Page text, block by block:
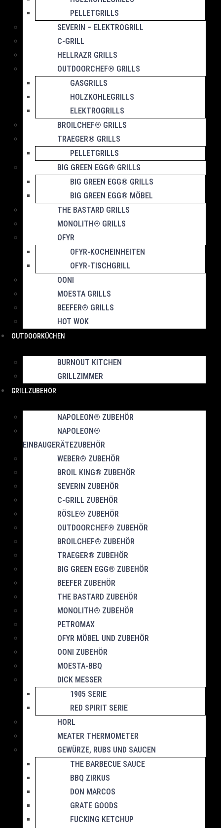
PELLETGRILLS
SEVERIN – ELEKTROGRILL
C-GRILL
HELLRAZR GRILLS
OUTDOORCHEF® GRILLS
GASGRILLS
HOLZKOHLEGRILLS
ELEKTROGRILLS
BROILCHEF® GRILLS
TRAEGER® GRILLS
PELLETGRILLS
BIG GREEN EGG® GRILLS
BIG GREEN EGG® GRILLS
BIG GREEN EGG® MÖBEL
THE BASTARD GRILLS
MONOLITH® GRILLS
OFYR
OFYR-KOCHEINHEITEN
OFYR-TISCHGRILL
OONI
MOESTA GRILLS
BEEFER® GRILLS
HOT WOK
OUTDOORKÜCHEN
BURNOUT KITCHEN
GRILLZIMMER
GRILLZUBEHÖR
NAPOLEON® ZUBEHÖR
NAPOLEON®
EINBAUGERÄTEZUBEHÖR
WEBER® ZUBEHÖR
BROIL KING® ZUBEHÖR
SEVERIN ZUBEHÖR
C-GRILL ZUBEHÖR
RÖSLE® ZUBEHÖR
OUTDOORCHEF® ZUBEHÖR
BROILCHEF® ZUBEHÖR
TRAEGER® ZUBEHÖR
BIG GREEN EGG® ZUBEHÖR
BEEFER ZUBEHÖR
THE BASTARD ZUBEHÖR
MONOLITH® ZUBEHÖR
PETROMAX
OFYR MÖBEL UND ZUBEHÖR
OONI ZUBEHÖR
MOESTA-BBQ
DICK MESSER
1905 SERIE
RED SPIRIT SERIE
HORL
MEATER THERMOMETER
GEWÜRZE, RUBS UND SAUCEN
THE BARBECUE SAUCE
BBQ ZIRKUS
DON MARCOS
GRATE GOODS
FUCKING KETCHUP